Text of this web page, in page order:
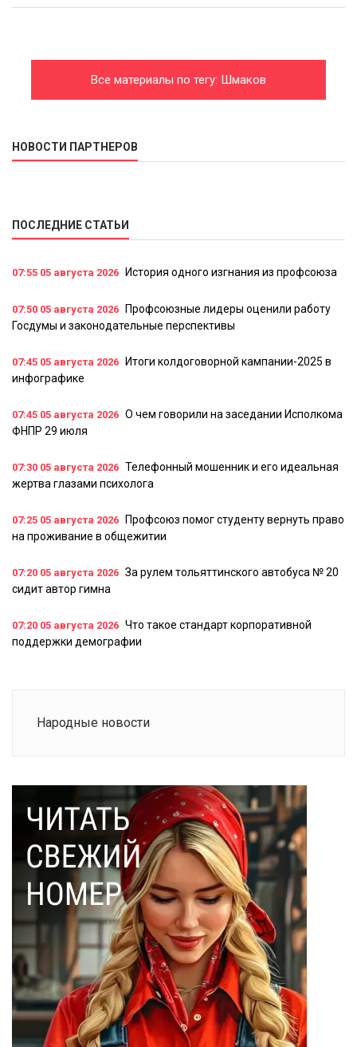
Все материалы по тегу: Шмаков
НОВОСТИ ПАРТНЕРОВ
ПОСЛЕДНИЕ СТАТЬИ
07:55 05 августа 2026 История одного изгнания из профсоюза
07:50 05 августа 2026
Профсоюзные лидеры оценили работу
Госдумы и законодательные перспективы
07:45 05 августа 2026
Итоги колдоговорной кампании-2025 в
инфографике
07:45 05 августа 2026 О чем говорили на заседании Исполкома
ФНПР 29 июля
07:30 05 августа 2026 Телефонный мошенник и его идеальная
жертва глазами психолога
07:25 05 августа 2026
Профсоюз помог студенту вернуть право
на проживание в общежитии
07:20 05 августа 2026 За рулем тольяттинского автобуса № 20
сидит автор гимна
07:20 05 августа 2026 Что такое стандарт корпоративной
поддержки демографии
Народные новости